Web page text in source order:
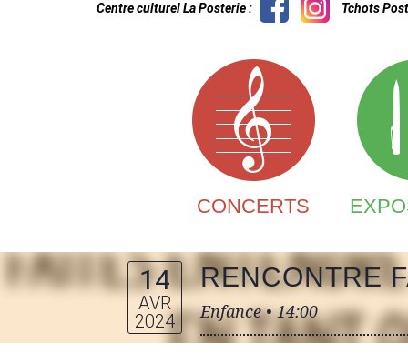
Centre culturel La Posterie : Tchots
CONCERTS
14
AVR
2024
RENCONTRE
Enfance •14:00